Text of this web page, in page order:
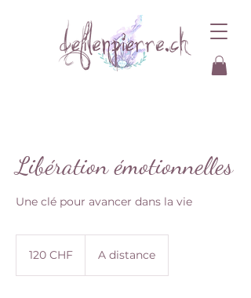
Libération émotionnelles
Une clé pour avancer dans la vie
suisses
120 CHF A distance